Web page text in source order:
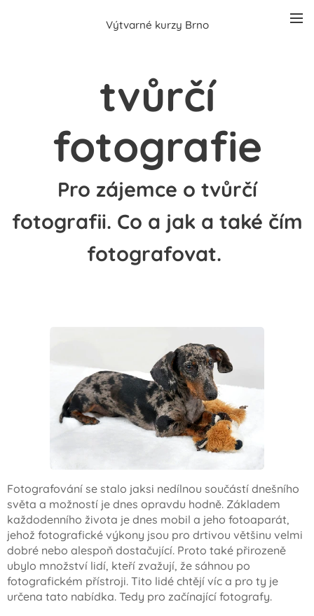
Výtvarné kurzy Brno
tvůrčí
fotografie
Pro zájemce o tvůrčí
fotografii. Co a jak a také čím
fotografovat.
Fotografování se stalo jaksi nedílnou součástí dnešního
světa a možností je dnes opravdu hodně. Základem
každodenního života je dnes mobil a jeho fotoaparát,
jehož fotografické výkony jsou pro drtivou většinu velmi
dobré nebo alespoň dostačující. Proto také přirozeně
ubylo množství lidí, kteří zvažují, že sáhnou po
fotografickém přístroji. Tito lidé chtějí víc a pro ty je
určena tato nabídka. Tedy pro začínající fotografy.